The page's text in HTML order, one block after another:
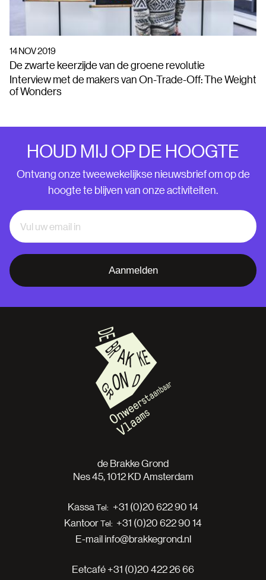
14 NOV 2019
De zwarte keerzijde van de groene revolutie
Interview met de makers van On-Trade-Off: The Weight
of Wonders
HOUD MIJ OP DE HOOGTE
Ontvang onze tweewekelijkse nieuwsbrief om op de
hoogte te blijven van onze activiteiten.
Aanmelden
de Brakke Grond
Nes 45, 1012 KD Amsterdam
Kassa
+31 (0)20 622 90 14
Kantoor
+31 (0)20 622 90 14
E-mailinfo@brakkegrond.nl
Eetcafé+31 (0)20 422 26 66